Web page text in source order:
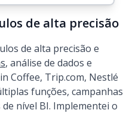
de alta precisão
de alta precisão e
, análise de dados e
Coffee, Trip.com, Nestlé
funções, campanhas
nível BI. Implementei o